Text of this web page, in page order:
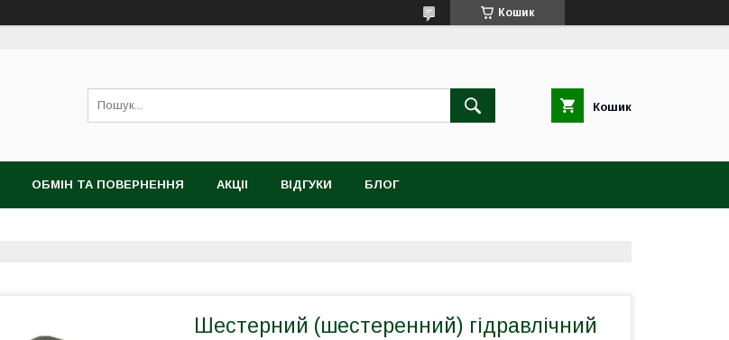
Кошик
Кошик
ОБМІН ТА ПОВЕРНЕННЯ АКЦІІ ВІДГУКИ БЛОГ
Шестерний (шестеренний) гідравлічний